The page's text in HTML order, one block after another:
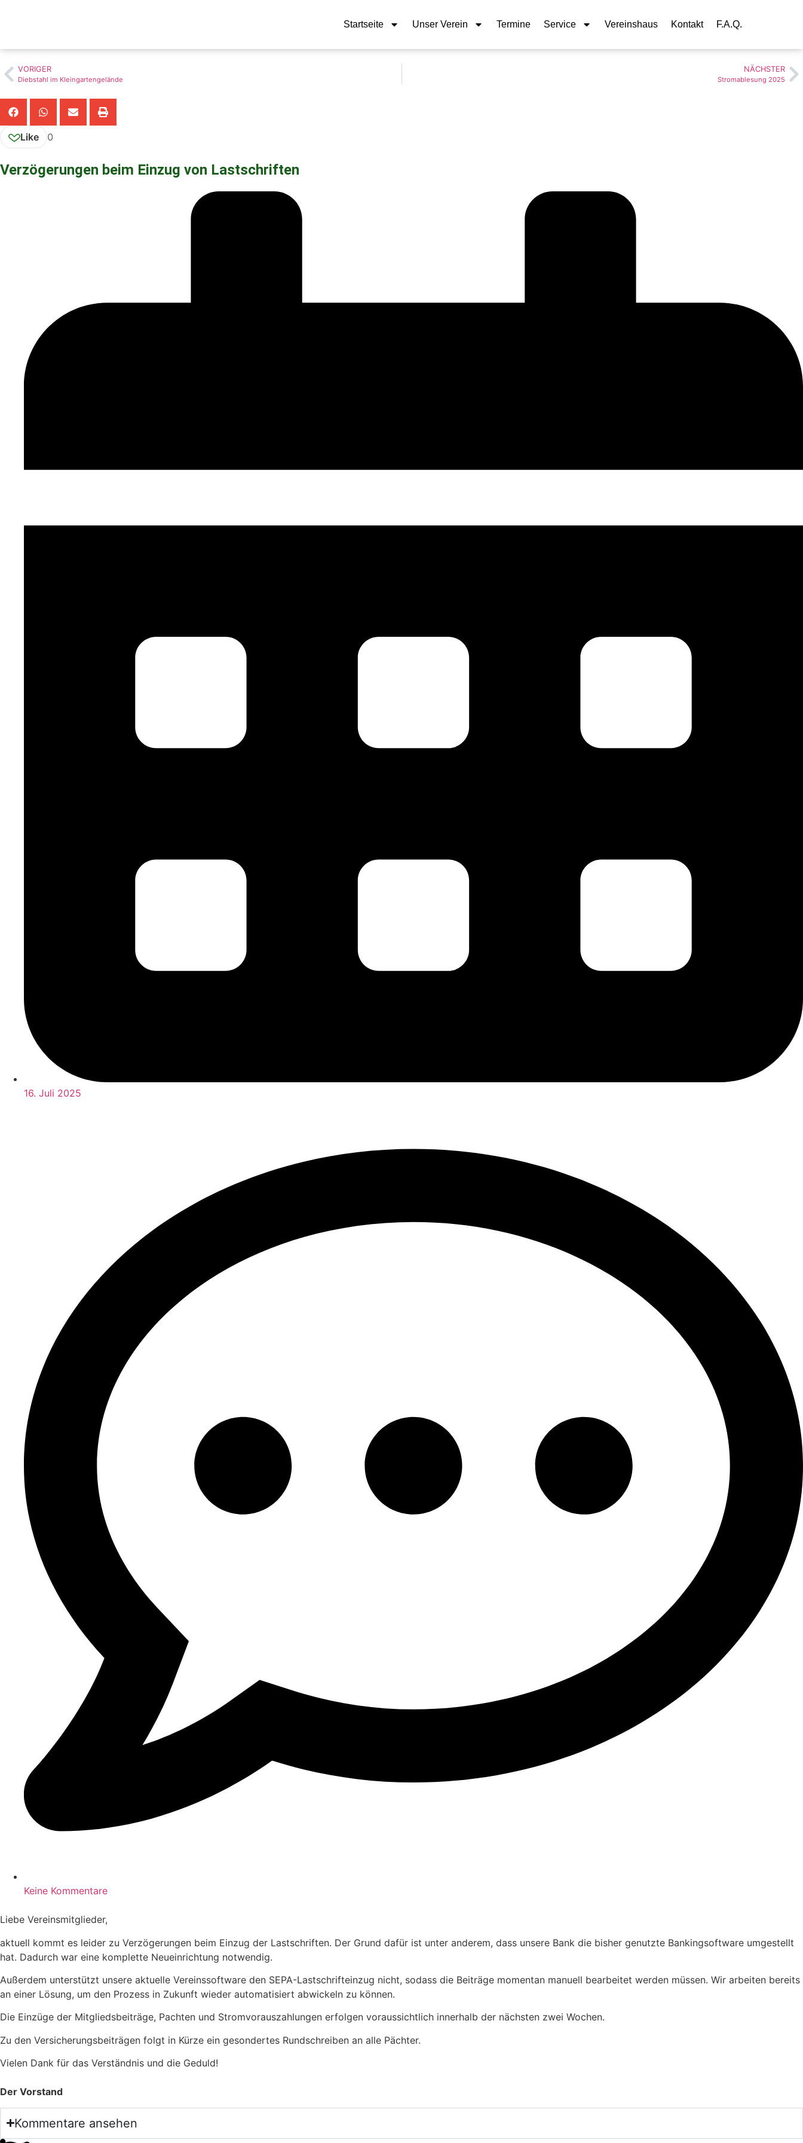
Startseite Unser Verein Termine Service Vereinshaus Kontakt F.A.Q.
VORIGER
Diebstahl im Kleingartengelände
NÄCHSTER
Stromablesung 2025
Like 0
Verzögerungen beim Einzug von Lastschriften
16. Juli 2025
Keine Kommentare
Liebe Vereinsmitglieder,
aktuell kommt es leider zu Verzögerungen beim Einzug der Lastschriften. Der Grund dafür ist unter anderem, dass unsere Bank die bisher genutzte Bankingsoftware umgestellt
hat. Dadurch war eine komplette Neueinrichtung notwendig.
Außerdem unterstützt unsere aktuelle Vereinssoftware den SEPA-Lastschrifteinzug nicht, sodass die Beiträge momentan manuell bearbeitet werden müssen. Wir arbeiten bereits
an einer Lösung, um den Prozess in Zukunft wieder automatisiert abwickeln zu können.
Die Einzüge der Mitgliedsbeiträge, Pachten und Stromvorauszahlungen erfolgen voraussichtlich innerhalb der nächsten zwei Wochen.
Zu den Versicherungsbeiträgen folgt in Kürze ein gesondertes Rundschreiben an alle Pächter.
Vielen Dank für das Verständnis und die Geduld!
Der Vorstand
Kommentare ansehen